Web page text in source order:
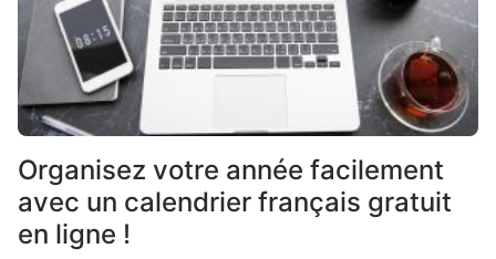
Organisez votre année facilement
avec un calendrier français gratuit
en ligne !